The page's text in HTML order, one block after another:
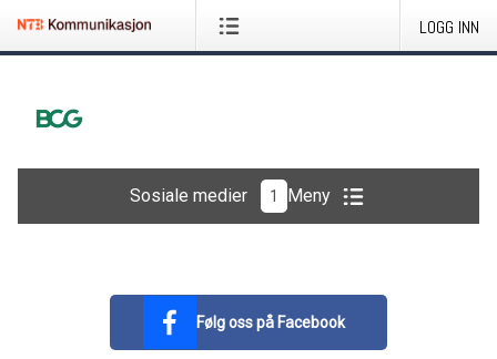
LOGG INN
Sosiale medier 1 Meny
Følg oss på Facebook